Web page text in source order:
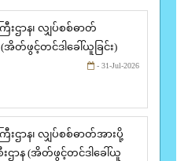
းဌာန၊ လျှပ်စစ်ဓာတ်
တ်ဖွင့်တင်ဒါခေါ်ယူခြင်း)
- 31-Jul-2026
းဌာန၊ လျှပ်စစ်ဓာတ်အားပို့
ဌာန (အိတ်ဖွင့်တင်ဒါခေါ်ယူ